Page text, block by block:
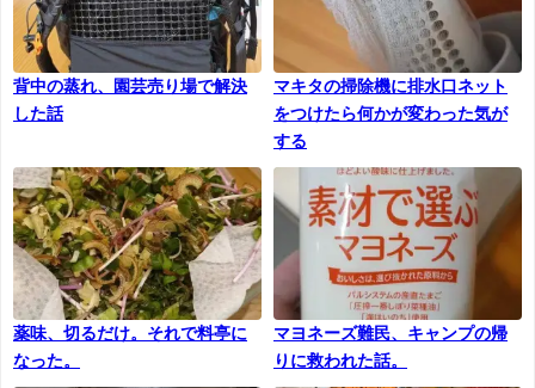
背中の蒸れ、園芸売り場で解決
した話
マキタの掃除機に排水口ネット
をつけたら何かが変わった気が
する
薬味、切るだけ。それで料亭に
なった。
マヨネーズ難民、キャンプの帰
りに救われた話。